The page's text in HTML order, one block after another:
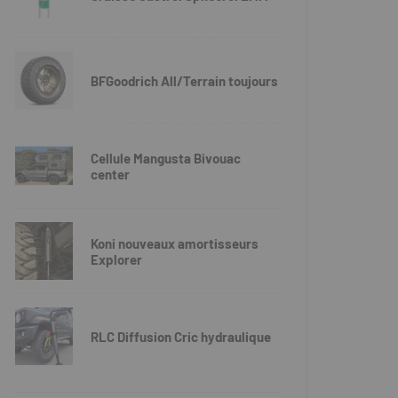
BFGoodrich All/Terrain toujours
Cellule Mangusta Bivouac
center
Koni nouveaux amortisseurs
Explorer
RLC Diffusion Cric hydraulique